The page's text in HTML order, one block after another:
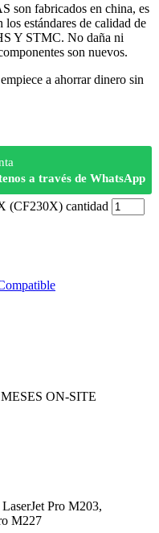
son fabricados en china, es
estándares de calidad de
Y STMC. No daña ni
son nuevos.
a ahorrar dinero sin
a través de WhatsApp
(CF230X) cantidad
ON-SITE
Pro M203,
M227